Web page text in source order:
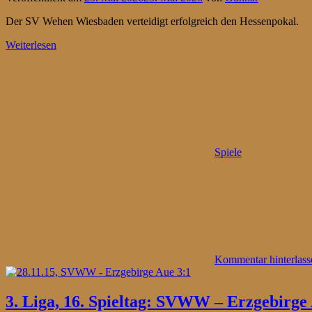
Der SV Wehen Wiesbaden verteidigt erfolgreich den Hessenpokal.
Weiterlesen
Spiele
Kommentar
3. Liga, 16. Spieltag: SVWW – Erzgebirge